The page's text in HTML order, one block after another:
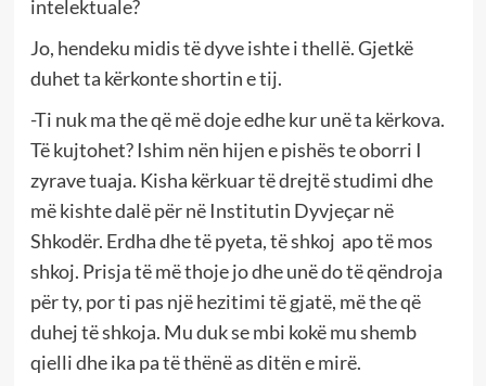
intelektuale?
Jo, hendeku midis të dyve ishte i thellë. Gjetkë
duhet ta kërkonte shortin e tij.
-Ti nuk ma the që më doje edhe kur unë ta kërkova.
Të kujtohet? Ishim nën hijen e pishës te oborri I
zyrave tuaja. Kisha kërkuar të drejtë studimi dhe
më kishte dalë për në Institutin Dyvjeçar në
Shkodër. Erdha dhe të pyeta, të shkoj apo të mos
shkoj. Prisja të më thoje jo dhe unë do të qëndroja
për ty, por ti pas një hezitimi të gjatë, më the që
duhej të shkoja. Mu duk se mbi kokë mu shemb
qielli dhe ika pa të thënë as ditën e mirë.